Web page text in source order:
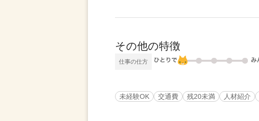
その他の特徴
仕事の仕方
未経験OK 交通費 残20未満 人材紹介